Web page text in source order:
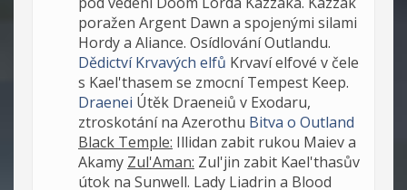
poražen Argent Dawn a spojenými silami
Hordy a Aliance. Osídlování Outlandu.
Dědictví Krvavých elfů Krvaví elfové v čele
s Kael'thasem se zmocní Tempest Keep.
Draenei Útěk Draeneiů v Exodaru,
ztroskotání na Azerothu Bitva o Outland
Black Temple: Illidan zabit rukou Maiev a
Akamy Zul'Aman: Zul'jin zabit Kael'thasův
útok na Sunwell. Lady Liadrin a Blood